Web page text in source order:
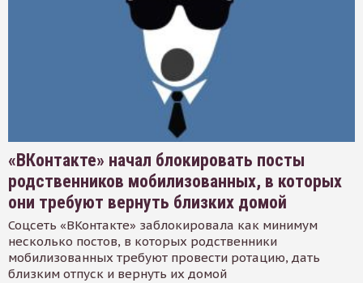
«ВКонтакте» начал блокировать посты
родственников мобилизованных, в которых
они требуют вернуть близких домой
Соцсеть «ВКонтакте» заблокировала как минимум
несколько постов, в которых родственники
мобилизованных требуют провести ротацию, дать
близким отпуск и вернуть их домой